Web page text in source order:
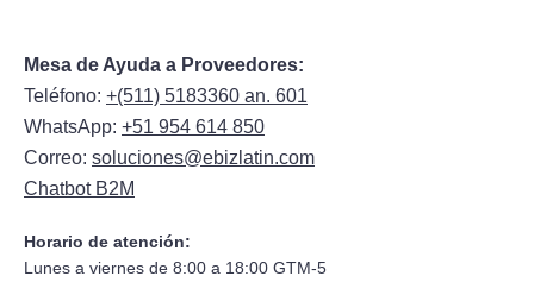
Mesa de Ayuda a Proveedores:
Teléfono: +(511) 5183360 an. 601
WhatsApp: +51 954 614 850
Correo: soluciones@ebizlatin.com
Chatbot B2M
Horario de atención:
Lunes a viernes de 8:00 a 18:00 GTM-5